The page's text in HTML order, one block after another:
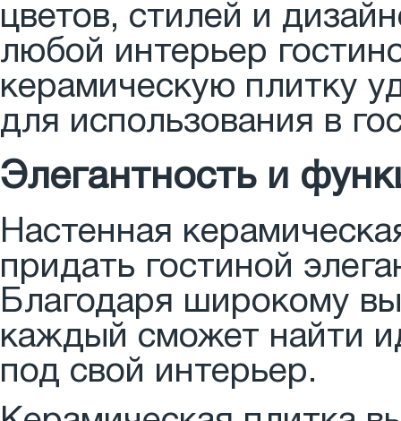
цветов, стилей и
любой интерьер
керамическую плитку
для использования в
Элегантность и
Настенная
придать гостиной
Благодаря широкому
каждый сможет найти
под свой интерьер.